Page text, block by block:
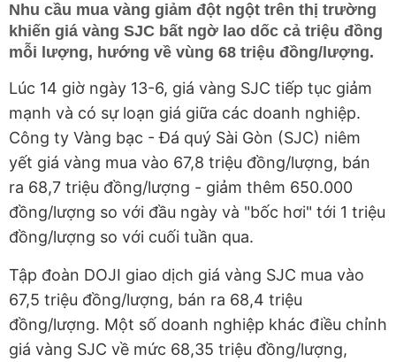
Nhu cầu mua vàng giảm đột ngột trên thị trường
khiến giá vàng SJC bất ngờ lao dốc cả triệu đồng
mỗi lượng, hướng về vùng 68 triệu đồng/lượng.
Lúc 14 giờ ngày 13-6, giá vàng SJC tiếp tục giảm
mạnh và có sự loạn giá giữa các doanh nghiệp.
Công ty Vàng bạc - Đá quý Sài Gòn (SJC) niêm
yết giá vàng mua vào 67,8 triệu đồng/lượng, bán
ra 68,7 triệu đồng/lượng - giảm thêm 650.000
đồng/lượng so với đầu ngày và "bốc hơi" tới 1 triệu
đồng/lượng so với cuối tuần qua.
Tập đoàn DOJI giao dịch giá vàng SJC mua vào
67,5 triệu đồng/lượng, bán ra 68,4 triệu
đồng/lượng. Một số doanh nghiệp khác điều chỉnh
giá vàng SJC về mức 68,35 triệu đồng/lượng,